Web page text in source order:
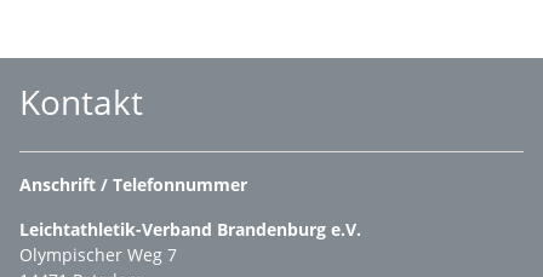
Kontakt
Anschrift / Telefonnummer
Leichtathletik-Verband Brandenburg e.V.
Olympischer Weg 7